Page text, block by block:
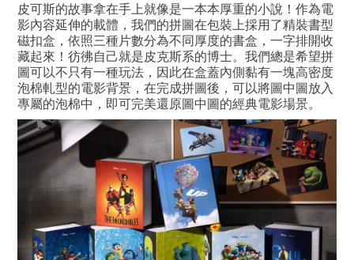
皮可斯的故事拿在手上就像是一本本厚重的小說！作為電
影內容延伸的載體，我們的拼圖在包裝上採用了精裝書型
磁扣盒，依照三種片數分為不同厚度的書盒，一字排開收
藏起來！彷彿自己就是皮克斯系的博士。我們總是希望拼
圖可以不只有一種玩法，因此在盒蓋內側黏有一塊高密度
泡棉軋型的電影背景，在完成拼圖後，可以將圖中圖放入
專屬的泡棉中，即可完美還原圖中圖的經典電影場景。